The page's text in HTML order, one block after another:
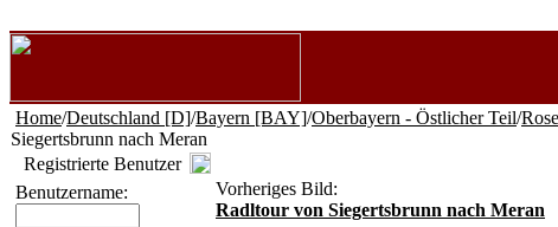
Home/Deutschland [D]/Bayern [BAY]/Oberbayern - Östlicher Teil/
Siegertsbrunn nach Meran
Registrierte Benutzer
Benutzername:
Vorheriges Bild:
Radltour von Siegertsbrunn nach Meran